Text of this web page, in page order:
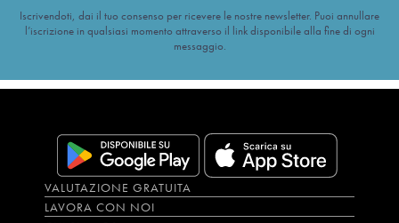
Iscrivendoti, dai il tuo consenso per ricevere le nostre newsletter. Puoi annullare
l’iscrizione in qualsiasi momento attraverso il link disponibile alla fine di ogni
messaggio.
VALUTAZIONE GRATUITA
LAVORA CON NOI